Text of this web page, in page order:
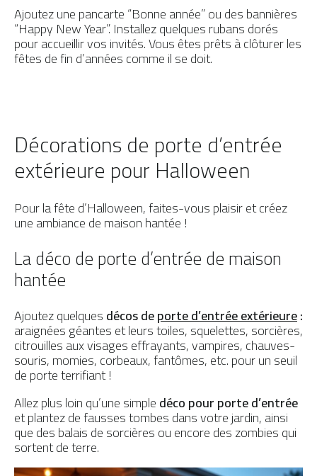
Ajoutez une pancarte “Bonne année” ou des bannières
“Happy New Year”. Installez quelques rubans dorés
pour accueillir vos invités. Vous êtes prêts à clôturer les
fêtes de fin d’années comme il se doit.
Décorations de porte d’entrée
extérieure pour Halloween
Pour la fête d’Halloween, faites-vous plaisir et créez
une ambiance de maison hantée !
La déco de porte d’entrée de maison
hantée
Ajoutez quelquesdécos deporte d’entrée extérieure:
araignées géantes et leurs toiles, squelettes, sorcières,
citrouilles aux visages effrayants, vampires, chauves-
souris, momies, corbeaux, fantômes, etc. pour un seuil
de porte terrifiant !
Allez plus loin qu’une simpledéco pour porte d’entrée
et plantez de fausses tombes dans votre jardin, ainsi
que des balais de sorcières ou encore des zombies qui
sortent de terre.